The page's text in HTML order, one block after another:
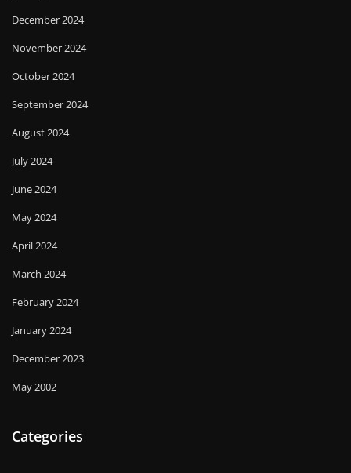
December 2024
November 2024
October 2024
September 2024
August 2024
July 2024
June 2024
May 2024
April 2024
March 2024
February 2024
January 2024
December 2023
May 2002
Categories